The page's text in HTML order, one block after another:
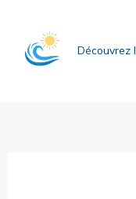
contenu
Découvrez